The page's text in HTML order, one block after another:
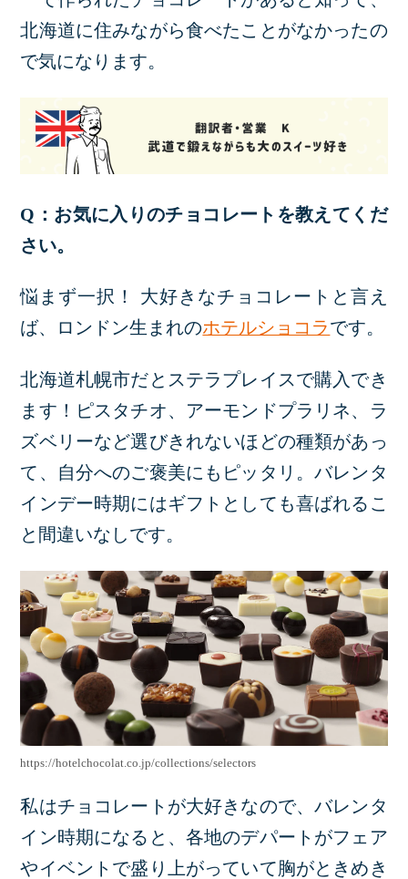
北海道に住みながら食べたことがなかったの
で気になります。
Q：お気に入りのチョコレートを教えてくだ
さい。
悩まず一択！ 大好きなチョコレートと言え
ば、ロンドン生まれのホテルショコラです。
北海道札幌市だとステラプレイスで購入でき
ます！ピスタチオ、アーモンドプラリネ、ラ
ズベリーなど選びきれないほどの種類があっ
て、自分へのご褒美にもピッタリ。バレンタ
インデー時期にはギフトとしても喜ばれるこ
と間違いなしです。
https://hotelchocolat.co.jp/collections/selectors
私はチョコレートが大好きなので、バレンタ
イン時期になると、各地のデパートがフェア
やイベントで盛り上がっていて胸がときめき